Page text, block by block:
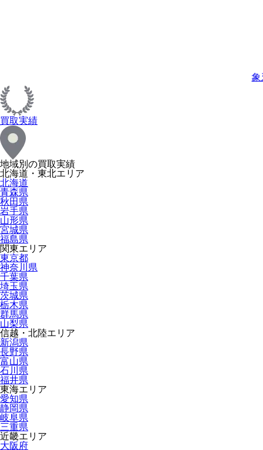
象
買取実績
地域別の買取実績
北海道・東北エリア
北海道
青森県
秋田県
岩手県
山形県
宮城県
福島県
関東エリア
東京都
神奈川県
千葉県
埼玉県
茨城県
栃木県
群馬県
山梨県
信越・北陸エリア
新潟県
長野県
富山県
石川県
福井県
東海エリア
愛知県
静岡県
岐阜県
三重県
近畿エリア
大阪府